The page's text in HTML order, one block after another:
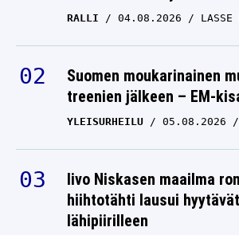
Suomen moukarinainen
treenien jälkeen – EM-
YLEISURHEILU 05.08.2026
Iivo Niskasen maailma
hiihtotähti lausui
lähipiirilleen
TALVILAJIT